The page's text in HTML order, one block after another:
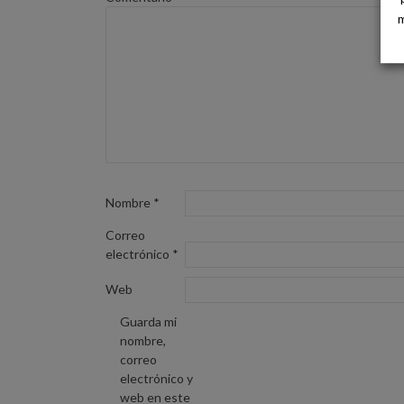
Nombre *
Correo
electrónico *
Web
Guarda mi
nombre,
correo
electrónico y
web en este